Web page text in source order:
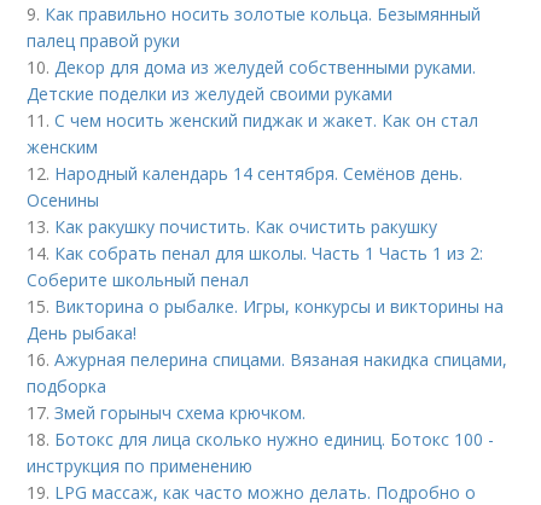
9. Как правильно носить золотые кольца. Безымянный
палец правой руки
10.Декор для дома из желудей собственными руками.
Детские поделки из желудей своими руками
11.С чем носить женский пиджак и жакет. Как он стал
женским
12. Народный календарь 14 сентября. Семёнов день.
Осенины
13. Как ракушку почистить. Как очистить ракушку
14. Как собрать пенал для школы. Часть 1 Часть 1 из 2:
Соберите школьный пенал
15. Викторина о рыбалке. Игры, конкурсы и викторины на
День рыбака!
16.Ажурная пелерина спицами. Вязаная накидка спицами,
подборка
17.Змей горыныч схема крючком.
18. Ботокс для лица сколько нужно единиц. Ботокс 100 -
инструкция по применению
19. LPG массаж, как часто можно делать. Подробно о